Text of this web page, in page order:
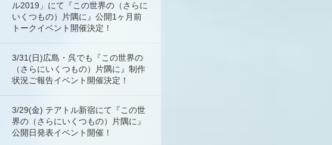
ル2019」にて『この世界の（さらに
いくつもの）片隅に』公開1ヶ月前
トークイベント開催決定！
3/31(日)広島・呉でも『この世界の
（さらにいくつもの）片隅に』制作
状況ご報告イベント開催決定！
3/29(金) テアトル新宿にて『この世
界の（さらにいくつもの）片隅に』
公開日発表イベント開催！